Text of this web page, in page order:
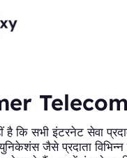
Telecom
है कि सभी इंटरनेट सेवा
जैसे प्रदाता